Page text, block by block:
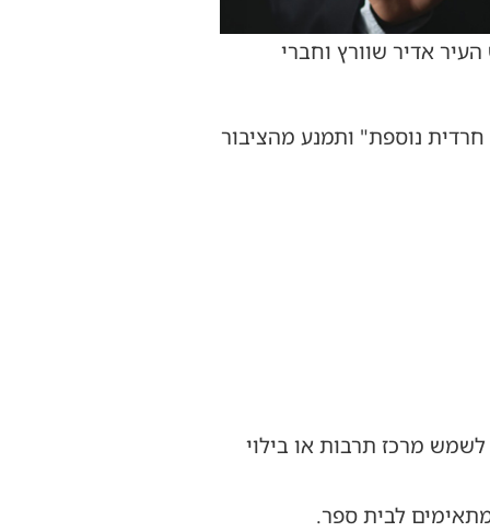
אדיר שוורץ וחברי
נוספת" ותמנע מהציבור
מרכז תרבות או בילוי
לבית ספר.